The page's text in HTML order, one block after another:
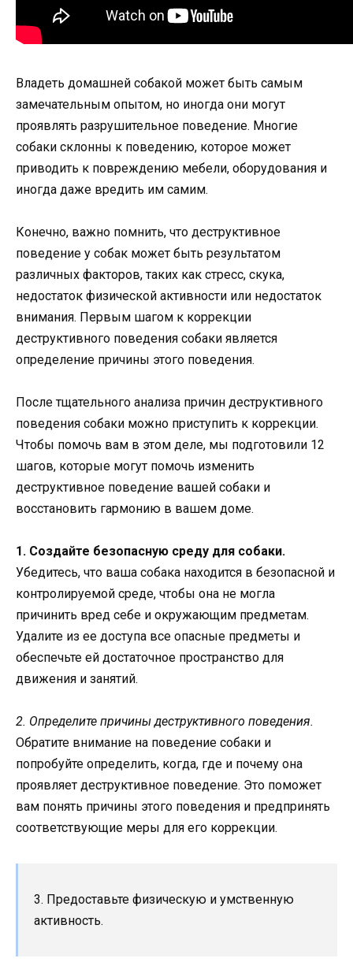
Владеть домашней собакой может быть самым
замечательным опытом, но иногда они могут
проявлять разрушительное поведение. Многие
собаки склонны к поведению, которое может
приводить к повреждению мебели, оборудования и
иногда даже вредить им самим.
Конечно, важно помнить, что деструктивное
поведение у собак может быть результатом
различных факторов, таких как стресс, скука,
недостаток физической активности или недостаток
внимания. Первым шагом к коррекции
деструктивного поведения собаки является
определение причины этого поведения.
После тщательного анализа причин деструктивного
поведения собаки можно приступить к коррекции.
Чтобы помочь вам в этом деле, мы подготовили 12
шагов, которые могут помочь изменить
деструктивное поведение вашей собаки и
восстановить гармонию в вашем доме.
1. Создайте безопасную среду для собаки.
Убедитесь, что ваша собака находится в безопасной и
контролируемой среде, чтобы она не могла
причинить вред себе и окружающим предметам.
Удалите из ее доступа все опасные предметы и
обеспечьте ей достаточное пространство для
движения и занятий.
2. Определите причины деструктивного поведения.
Обратите внимание на поведение собаки и
попробуйте определить, когда, где и почему она
проявляет деструктивное поведение. Это поможет
вам понять причины этого поведения и предпринять
соответствующие меры для его коррекции.
3. Предоставьте физическую и умственную
активность.